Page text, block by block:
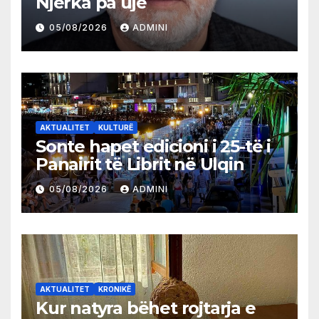
05/08/2026 ADMINI
AKTUALITET KULTURË
Sonte hapet edicioni i 25-të i
Panairit të Librit në Ulqin
05/08/2026 ADMINI
AKTUALITET KRONIKË
Kur natyra bëhet rojtarja e